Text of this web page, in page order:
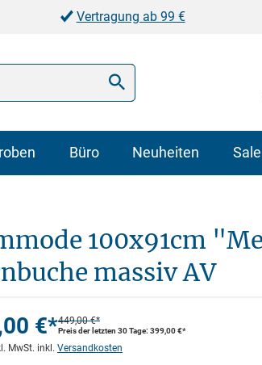
Vertragung ab 99 €
Büro Neuheiten Sale
100x91cm
massiv AV
€*449,00 €*
Preis der letzten 30 Tage: 399,00 €*
MwSt. inkl. Versandkosten